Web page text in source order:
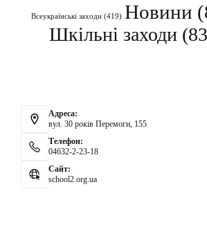
Всеукраїнські заходи(419) Новини
Шкільні заходи
Адреса:
вул. 30 років Перемоги, 155
Телефон:
04632-2-23-18
Сайт:
school2.org.ua